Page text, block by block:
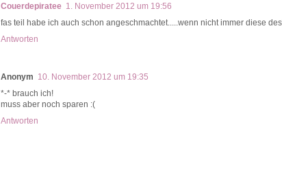
Couerdepiratee 1. November 2012 um 19:56
fas teil habe ich auch schon angeschmachtet.....wenn nicht immer diese
Antworten
Anonym 10. November 2012 um 19:35
*-* brauch ich!
muss aber noch sparen :(
Antworten